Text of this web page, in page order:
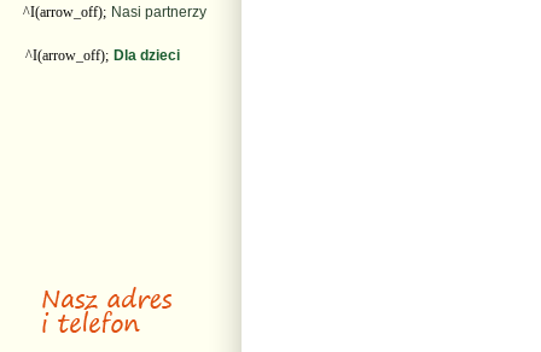
^I(arrow_off); Nasi partnerzy
^I(arrow_off); Dla dzieci